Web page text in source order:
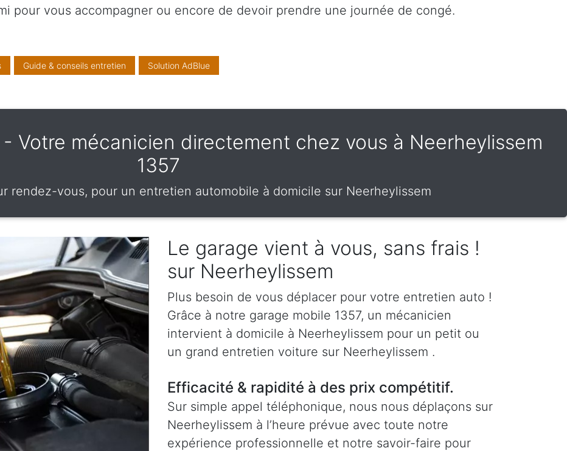
pour vous accompagner ou encore de devoir prendre une journée de congé.
Guide & conseils entretien Solution AdBlue
Votre mécanicien directement chez vous à Neerheylissem
1357
rendez-vous, pour un entretien automobile à domicile sur Neerheylissem
Le garage vient à vous, sans frais !
sur Neerheylissem
Plus besoin de vous déplacer pour votre entretien auto !
Grâce à notre garage mobile 1357, un mécanicien
intervient à domicile à Neerheylissem pour un petit ou
un grand entretien voiture sur Neerheylissem .
Efficacité & rapidité à des prix compétitif.
Sur simple appel téléphonique, nous nous déplaçons sur
Neerheylissem à l’heure prévue avec toute notre
expérience professionnelle et notre savoir-faire pour